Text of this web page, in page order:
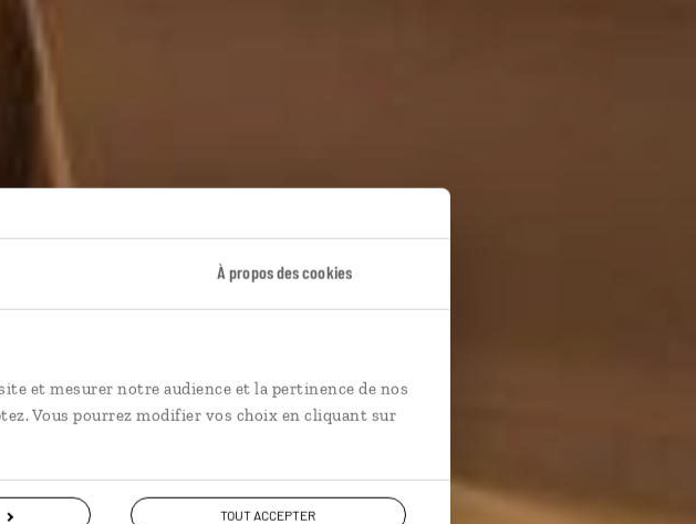
À propos des cookies
et mesurer notre audience et la pertinence de nos
Vous pourrez modifier vos choix en cliquant sur
TOUT ACCEPTER
Sahara
oasis, cités et dunes.
en Mauritanie